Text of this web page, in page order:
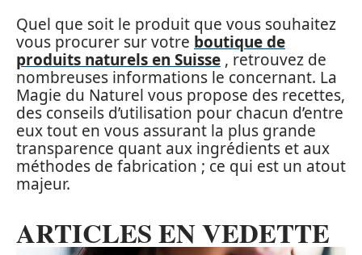
Quel que soit le produit que vous souhaitez
vous procurer sur votre boutique de
produits naturels en Suisse , retrouvez de
nombreuses informations le concernant. La
Magie du Naturel vous propose des recettes,
des conseils d’utilisation pour chacun d’entre
eux tout en vous assurant la plus grande
transparence quant aux ingrédients et aux
méthodes de fabrication ; ce qui est un atout
majeur.
ARTICLES EN VEDETTE